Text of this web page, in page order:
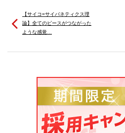
【サイコ=サイバネティクス理
論】全てのピースがつながった
ような感覚…